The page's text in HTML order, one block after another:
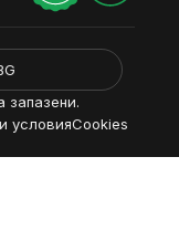
запазени.
условияCookies